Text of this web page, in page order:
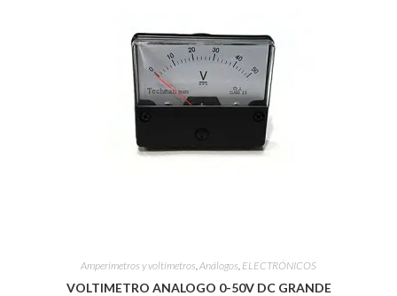
Amperímetros y voltímetros,Análogos, ELECTRÓNICOS
VOLTIMETRO ANALOGO 0-50V DC GRANDE